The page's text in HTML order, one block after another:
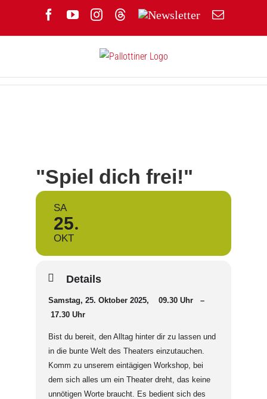
Facebook
YouTubeInstagram
Threads
Newsletter
E-
"Spiel dich frei!"
SA
25
OKT
Details
Samstag, 25. Oktober 2025, 09.30 Uhr –
17.30 Uhr
Bist du bereit, den Alltag hinter dir zu lassen und
in die bunte Welt des Theaters einzutauchen.
Komm zu unserem eintägigen Workshop, bei
dem sich alles um ein Theater dreht, das keine
unnötigen Worte braucht. Es bedient sich des